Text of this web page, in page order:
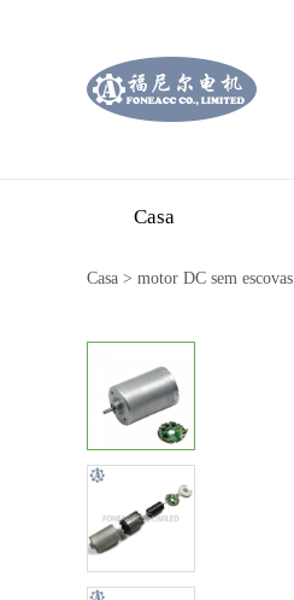
Casa
Casa > motor DC sem escovas